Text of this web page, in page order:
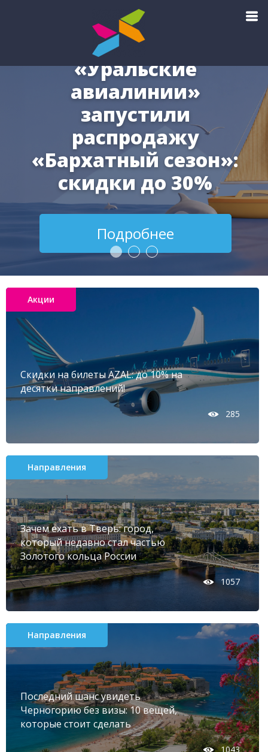
3 августа 2026
«Уральские
авиалинии»
запустили
распродажу
«Бархатный сезон»:
скидки до 30%
Подробнее
Акции
Скидки на билеты AZAL: до 10% на
десятки направлений!
285
Направления
Зачем ехать в Тверь: город,
который недавно стал частью
Золотого кольца России
1057
Направления
Последний шанс увидеть
Черногорию без визы: 10 вещей,
которые стоит сделать
1043